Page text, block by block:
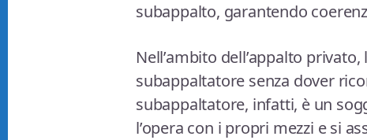
subappalto, garantendo
Nell’ambito dell’appalto
subappaltatore senza dover
subappaltatore, infatti, è un
l’opera con i propri mezzi e si